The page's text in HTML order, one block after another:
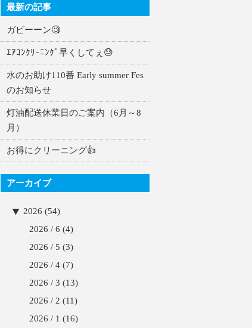
最新の記事
ガビーーン🧐
ｴｱｺﾝｸﾘｰﾆﾝｸﾞ早くしてぇ😓
水のお助け110番 Early summer Fes
のお知らせ
灯油配送休業日のご案内（6月～8
月）
お得にクリーニング👍
アーカイブ
2026 (54)
2026 / 6 (4)
2026 / 5 (3)
2026 / 4 (7)
2026 / 3 (13)
2026 / 2 (11)
2026 / 1 (16)